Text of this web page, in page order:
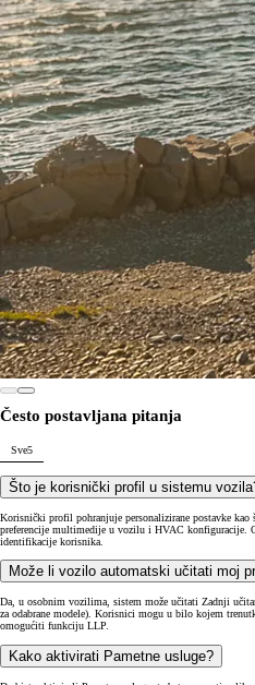
Često postavljana pitanja
Što je korisnički profil u sistemu
Korisnički profil pohranjuje personalizirane postavke kao
preferencije multimedije u vozilu i HVAC konfiguracije.
identifikacije korisnika.
Može li vozilo automatski učitati moj
Da, u osobnim vozilima, sistem može učitati Zadnji
za odabrane modele). Korisnici mogu u bilo kojem
Kako aktivirati Pametne usluge?
Da biste aktivirali Pametne usluge, trebate preuzeti
Što je Glasovni asistent?
Glasovni asistent poboljšava tradicionalni sistem
značajkama unutar vozila na prirodan način prilagođen
pretplate.
Što je OTA?
OTA (bežično) omogućuje ažuriranje softvera vašeg